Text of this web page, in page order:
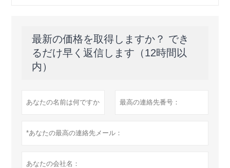
最新の価格を取得しますか？ でき
るだけ早く返信します（12時間以
内）